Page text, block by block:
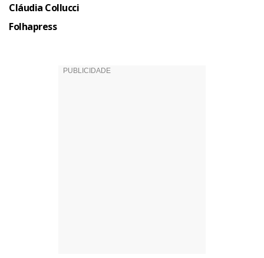
Cláudia Collucci
Folhapress